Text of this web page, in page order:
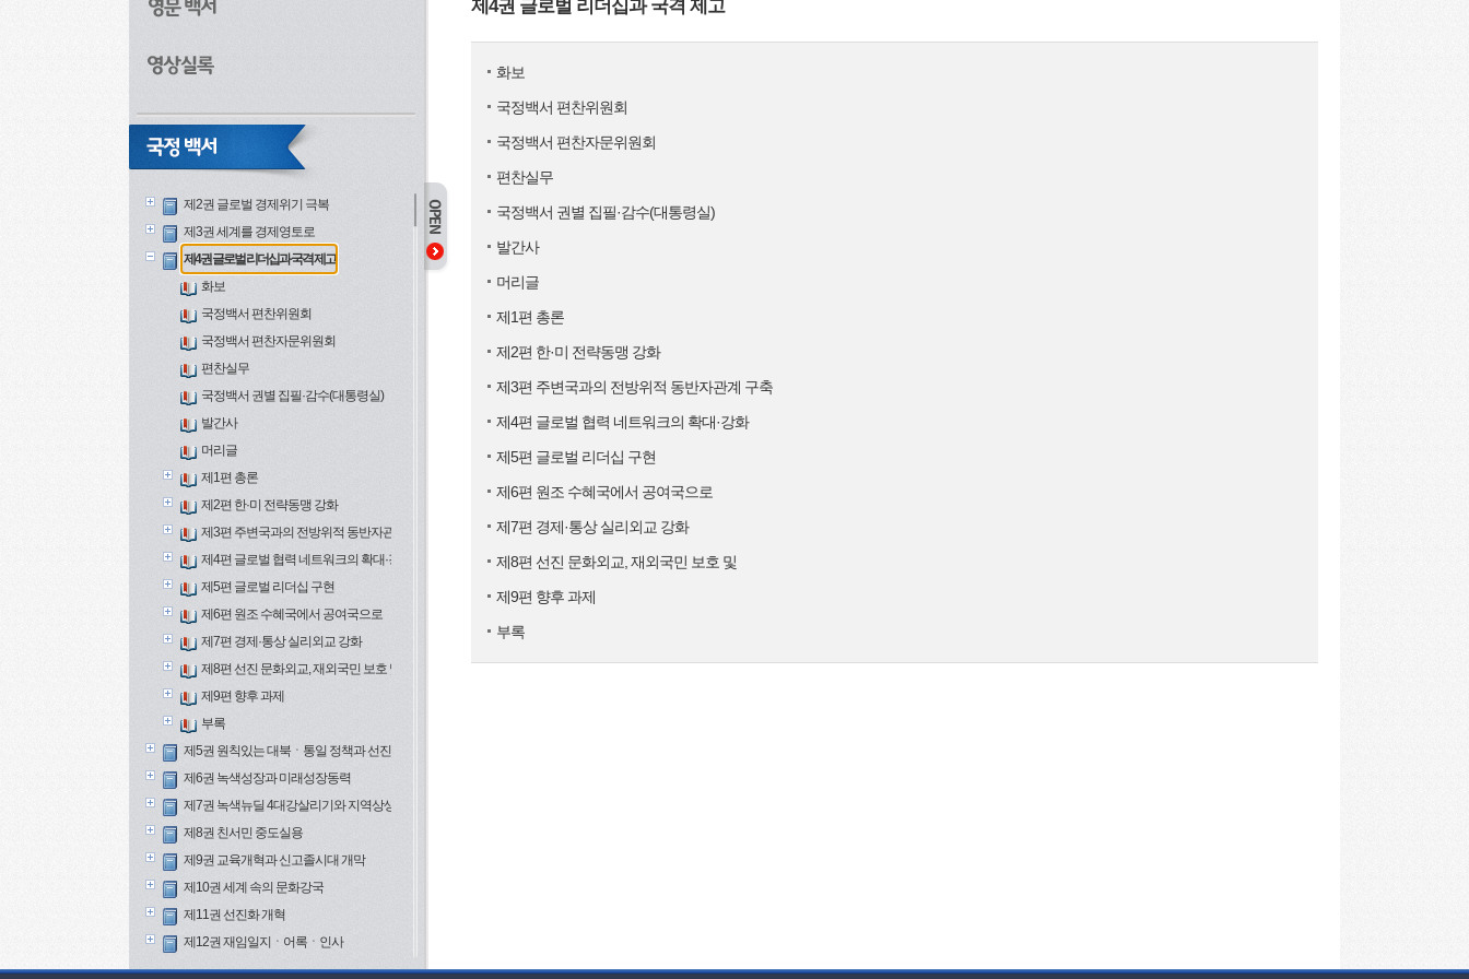
제1권 국민과 함께 만든 더 큰 대한민국
제2권 글로벌 경제위기 극복
제3권 세계를 경제영토로
제4권 글로벌 리더십과 국격 제고
화보
국정백서 편찬위원회
국정백서 편찬자문위원회
편찬실무
국정백서 권별 집필·감수(대통령실)
발간사
머리글
제1편 총론
제2편 한·미 전략동맹 강화
제3편 주변국과의 전방위적 동반자관계 구축
제4편 글로벌 협력 네트워크의 확대·강화
제5편 글로벌 리더십 구현
제6편 원조 수혜국에서 공여국으로
제7편 경제·통상 실리외교 강화
제8편 선진 문화외교, 재외국민 보호 및
제9편 향후 과제
부록
제5권 원칙있는 대북ㆍ통일 정책과 선진안보
제6권 녹색성장과 미래성장동력
제7권 녹색뉴딜 4대강살리기와 지역상생
제8권 친서민 중도실용
제9권 교육개혁과 신고졸시대 개막
제10권 세계 속의 문화강국
제11권 선진화 개혁
제12권 재임일지ㆍ어록ㆍ인사
제4권 글로벌 리더십과 국격 제고
화보
국정백서 편찬위원회
국정백서 편찬자문위원회
편찬실무
국정백서 권별 집필·감수(대통령실)
발간사
머리글
제1편 총론
제2편 한·미 전략동맹 강화
제3편 주변국과의 전방위적 동반자관계 구축
제4편 글로벌 협력 네트워크의 확대·강화
제5편 글로벌 리더십 구현
제6편 원조 수혜국에서 공여국으로
제7편 경제·통상 실리외교 강화
제8편 선진 문화외교, 재외국민 보호 및
제9편 향후 과제
부록